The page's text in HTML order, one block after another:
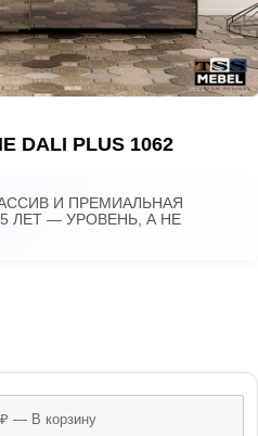
DALI PLUS 1062
И ПРЕМИАЛЬНАЯ
ЛЕТ — УРОВЕНЬ, А НЕ